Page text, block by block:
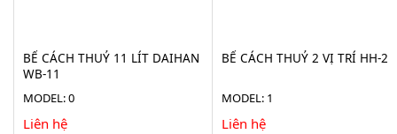
BỂ CÁCH THUỶ 11 LÍT DAIHAN
WB-11
MODEL: 0
Liên hệ
BỂ CÁCH THUỶ 2 VỊ TRÍ HH-2
MODEL: 1
Liên hệ